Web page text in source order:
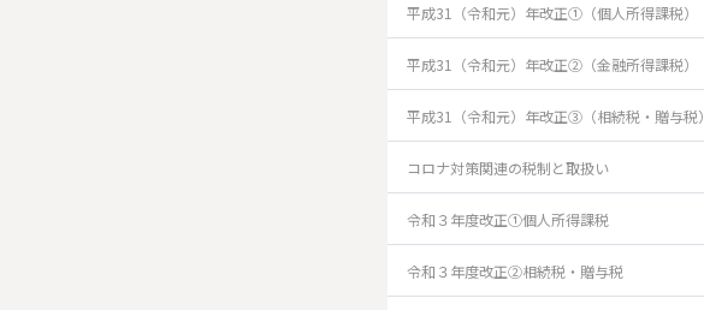
平成31（令和元）年改正①（個人所得課税）
平成31（令和元）年改正②（金融所得課税）
平成31（令和元）年改正③（相続税・贈与税）
コロナ対策関連の税制と取扱い
令和３年度改正①個人所得課税
令和３年度改正②相続税・贈与税